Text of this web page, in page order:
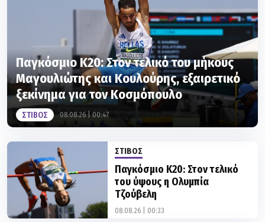
Παγκόσμιο Κ20: Στον τελικό του μήκους
Μαγουλιώτης και Κουλούρης, εξαιρετικό
ξεκίνημα για τον Κοσμόπουλο
ΣΤΙΒΟΣ 08.08.26 | 00:47
ΣΤΙΒΟΣ
του ύψους η Ολυμπία
Τζούβελη
08.08.26 | 00:33